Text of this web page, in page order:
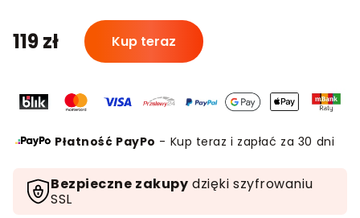
119zł
ilość
Przepisy
odchudzanie
2.0
pakiet
E-
Kup teraz
Płatność PayPo - Kup teraz i zapłać za 30 dni
Bezpieczne zakupy dzięki szyfrowaniu
SSL